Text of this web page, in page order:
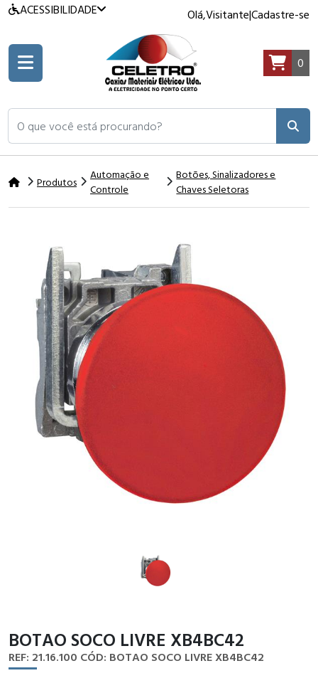
ACESSIBILIDADE Olá,Visitante|Cadastre-se
O que você está procurando?
0
Produtos
Automação e
Controle
Botões, Sinalizadores e
Chaves Seletoras
BOTAO SOCO LIVRE XB4BC42
REF: 21.16.100 CÓD: BOTAO SOCO LIVRE XB4BC42